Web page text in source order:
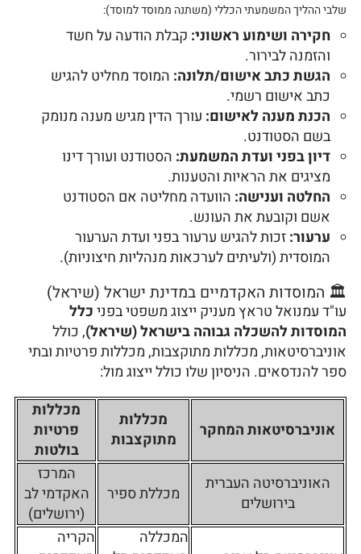
שלבי ההליך המשמעתי הכללי (משתנה ממוסד למוסד):
חקירה ושימוע ראשוני: קבלת הודעה על חשד
והזמנה לבירור.
הגשת כתב אישום/תלונה: המוסד מחליט להגיש
כתב אישום רשמי.
הכנת מענה לאישום: עורך הדין מגיש מענה מנומק
בשם הסטודנט.
דיון בפני ועדת המשמעת: הסטודנט ועורך דינו
מציגים את הראיות והטענות.
החלטה וענישה: הוועדה מחליטה אם הסטודנט
אשם וקובעת את העונש.
ערעור:זכות להגיש ערעור בפני ועדת הערעור
המוסדית (ולעיתים לערכאות מנהליות חיצוניות).
🏛️ המוסדות האקדמיים במדינת ישראל (שיראל)
עו"ד עמנואל טראץ מעניק ייצוג משפטי בפניכלל
המוסדות להשכלה גבוהה בישראל (שיראל), כולל
אוניברסיטאות, מכללות מתוקצבות, מכללות פרטיות ובתי
ספר להנדסאים. הניסיון שלו כולל ייצוג מול:
אוניברסיטאות המחקר
מכללות
מתוקצבות
מכללות
פרטיות
בולטות
האוניברסיטה העברית
בירושלים
מכללת ספיר
המרכז
האקדמי לב
(ירושלים)
המכללה
הקריה